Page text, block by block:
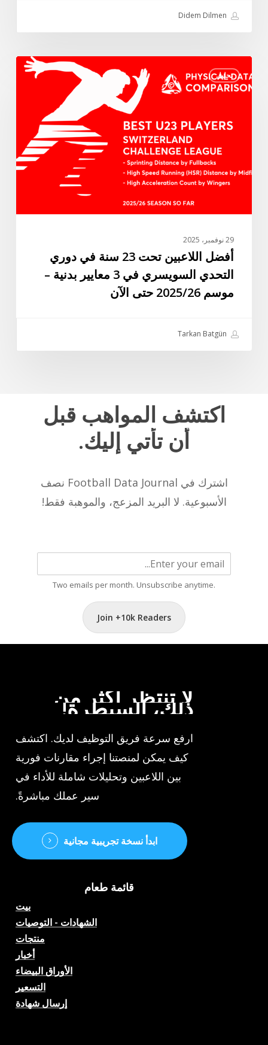
الدوري
تحليلاللاعبين
تحت
التحدي
السويسري
موسم
2025/26
29 نوفمبر، 2025
أفضل اللاعبين تحت 23 سنة في دوري
التحدي السويسري في 3 معايير بدنية –
موسم 2025/26 حتى الآن
اكتشف المواهب قبل
أن تأتي إليك.
اشترك في Football Data Journal نصف
الأسبوعية. لا البريد المزعج، والموهبة فقط!
Two emails per month. Unsubscribe anytime.
Join +10k Readers
لاتنتظر أكثر من ذلك،السيطرة!
ارفع سرعة فريق التوظيف لديك. اكتشف
كيف يمكن لمنصتنا إجراء مقارنات فورية
بين اللاعبين وتحليلات شاملة للأداء في
سير عملك مباشرةً.
ابدأ نسخة تجريبية مجانية
قائمة طعام
بيت
الشهادات - التوصيات
منتجات
أخبار
الأوراق البيضاء
التسعير
إرسال شهادة